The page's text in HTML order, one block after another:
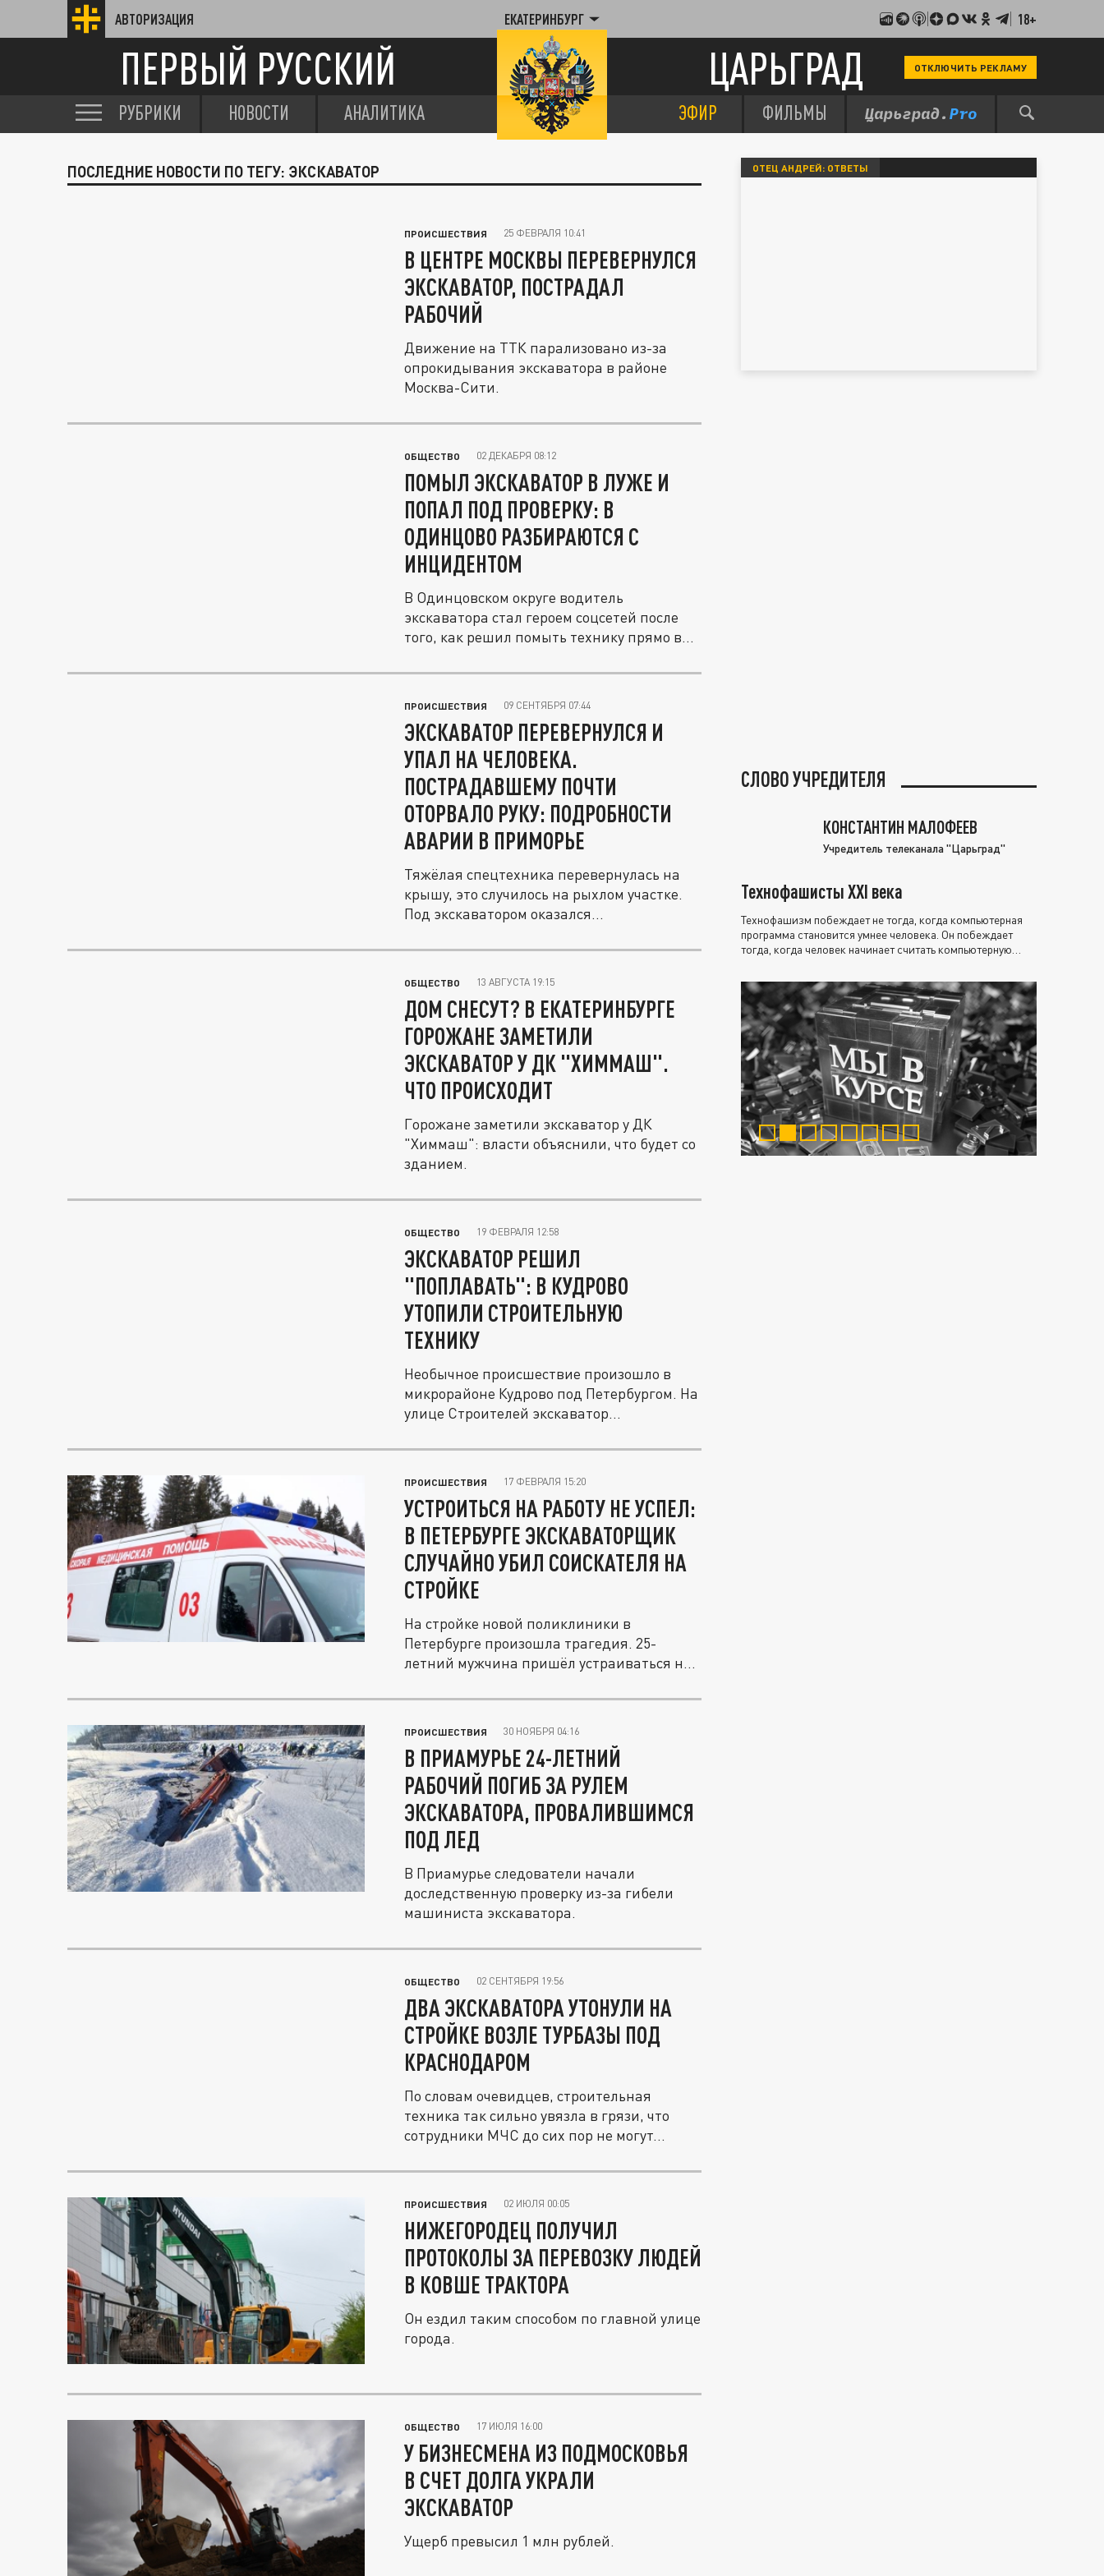
АВТОРИЗАЦИЯ ЕКАТЕРИНБУРГ 18+
ПЕРВЫЙ РУССКИЙ ЦАРЬГРАД ОТКЛЮЧИТЬ РЕКЛАМУ
РУБРИКИ НОВОСТИ АНАЛИТИКА ЭФИР ФИЛЬМЫ
ПОСЛЕДНИЕ НОВОСТИ ПО ТЕГУ: ЭКСКАВАТОР
ПРОИСШЕСТВИЯ 25 ФЕВРАЛЯ 10:41
В ЦЕНТРЕ МОСКВЫ ПЕРЕВЕРНУЛСЯ
ЭКСКАВАТОР, ПОСТРАДАЛ
РАБОЧИЙ
Движение на ТТК парализовано из-за
опрокидывания экскаватора в районе
Москва-Сити.
ОБЩЕСТВО 02 ДЕКАБРЯ 08:12
ПОМЫЛ ЭКСКАВАТОР В ЛУЖЕ И
ПОПАЛ ПОД ПРОВЕРКУ: В
ОДИНЦОВО РАЗБИРАЮТСЯ С
ИНЦИДЕНТОМ
В Одинцовском округе водитель
экскаватора стал героем соцсетей после
того, как решил помыть технику прямо в...
ПРОИСШЕСТВИЯ 09 СЕНТЯБРЯ 07:44
ЭКСКАВАТОР ПЕРЕВЕРНУЛСЯ И
УПАЛ НА ЧЕЛОВЕКА.
ПОСТРАДАВШЕМУ ПОЧТИ
ОТОРВАЛО РУКУ: ПОДРОБНОСТИ
АВАРИИ В ПРИМОРЬЕ
Тяжёлая спецтехника перевернулась на
крышу, это случилось на рыхлом участке.
Под экскаватором оказался...
ОБЩЕСТВО 13 АВГУСТА 19:15
ДОМ СНЕСУТ? В ЕКАТЕРИНБУРГЕ
ГОРОЖАНЕ ЗАМЕТИЛИ
ЭКСКАВАТОР У ДК "ХИММАШ".
ЧТО ПРОИСХОДИТ
Горожане заметили экскаватор у ДК
"Химмаш": власти объяснили, что будет со
зданием.
ОБЩЕСТВО 19 ФЕВРАЛЯ 12:58
ЭКСКАВАТОР РЕШИЛ
"ПОПЛАВАТЬ": В КУДРОВО
УТОПИЛИ СТРОИТЕЛЬНУЮ
ТЕХНИКУ
Необычное происшествие произошло в
микрорайоне Кудрово под Петербургом. На
улице Строителей экскаватор...
ПРОИСШЕСТВИЯ 17 ФЕВРАЛЯ 15:20
УСТРОИТЬСЯ НА РАБОТУ НЕ УСПЕЛ:
В ПЕТЕРБУРГЕ ЭКСКАВАТОРЩИК
СЛУЧАЙНО УБИЛ СОИСКАТЕЛЯ НА
СТРОЙКЕ
На стройке новой поликлиники в
Петербурге произошла трагедия. 25-
летний мужчина пришёл устраиваться на
ПРОИСШЕСТВИЯ 30 НОЯБРЯ 04:16
В ПРИАМУРЬЕ 24-ЛЕТНИЙ
РАБОЧИЙ ПОГИБ ЗА РУЛЕМ
ЭКСКАВАТОРА, ПРОВАЛИВШИМСЯ
ПОД ЛЕД
В Приамурье следователи начали
доследственную проверку из-за гибели
машиниста экскаватора.
ОБЩЕСТВО 02 СЕНТЯБРЯ 19:56
ДВА ЭКСКАВАТОРА УТОНУЛИ НА
СТРОЙКЕ ВОЗЛЕ ТУРБАЗЫ ПОД
КРАСНОДАРОМ
По словам очевидцев, строительная
техника так сильно увязла в грязи, что
сотрудники МЧС до сих пор не могут...
ПРОИСШЕСТВИЯ 02 ИЮЛЯ 00:05
НИЖЕГОРОДЕЦ ПОЛУЧИЛ
ПРОТОКОЛЫ ЗА ПЕРЕВОЗКУ ЛЮДЕЙ
В КОВШЕ ТРАКТОРА
Он ездил таким способом по главной улице
города.
ОБЩЕСТВО 17 ИЮЛЯ 16:00
У БИЗНЕСМЕНА ИЗ ПОДМОСКОВЬЯ
В СЧЕТ ДОЛГА УКРАЛИ
ЭКСКАВАТОР
Ущерб превысил 1 млн рублей.
ОТЕЦ АНДРЕЙ: ОТВЕТЫ
СЛОВО УЧРЕДИТЕЛЯ
КОНСТАНТИН МАЛОФЕЕВ
Учредитель телеканала "Царьград"
Технофашисты XXI века
Технофашизм побеждает не тогда, когда компьютерная
программа становится умнее человека. Он побеждает
тогда, когда человек начинает считать компьютерную